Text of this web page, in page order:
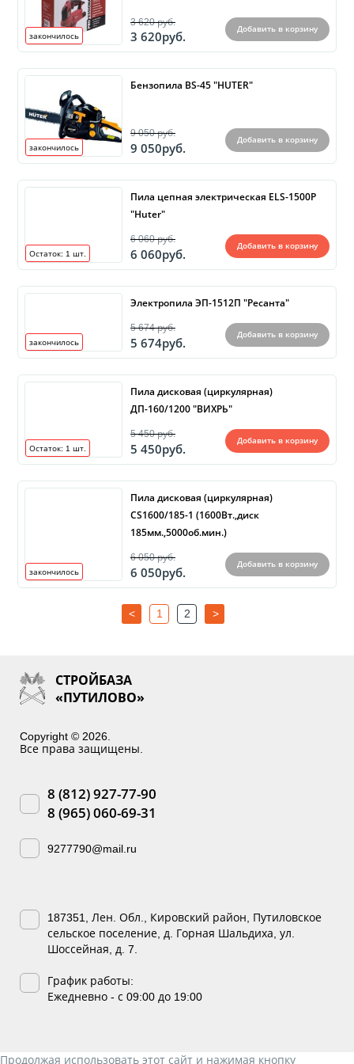
Черенки,топорище,штапик
Средства от вредителей
60
закончилось
3 620 руб.
3 620руб.
Добавить в корзину
закончилось
Бензопила BS-45 "HUTER"
9 050 руб.
9 050руб.
Добавить в корзину
Остаток: 1 шт.
Пила цепная электрическая ELS-1500P
"Huter"
6 060 руб.
6 060руб.
Добавить в корзину
закончилось
Электропила ЭП-1512П "Ресанта"
5 674 руб.
5 674руб.
Добавить в корзину
Остаток: 1 шт.
Пила дисковая (циркулярная)
ДП-160/1200 "ВИХРЬ"
5 450 руб.
5 450руб.
Добавить в корзину
закончилось
Пила дисковая (циркулярная)
CS1600/185-1 (1600Вт.,диск
185мм.,5000об.мин.)
6 050 руб.
6 050руб.
Добавить в корзину
< 1 2 >
СТРОЙБАЗА
«ПУТИЛОВО»
Copyright © 2026.
Все права защищены.
8 (812) 927-77-90
8 (965) 060-69-31
9277790@mail.ru
187351, Лен. Обл., Кировский район, Путиловское
сельское поселение, д. Горная Шальдиха, ул.
Шоссейная, д. 7.
График работы:
Ежедневно - с 09:00 до 19:00
Продолжая использовать этот сайт и нажимая кнопку